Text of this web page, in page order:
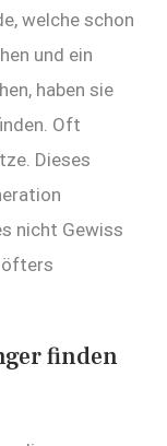
welche schon
und ein
haben sie
Oft
Dieses
nicht Gewiss
öfters
finden